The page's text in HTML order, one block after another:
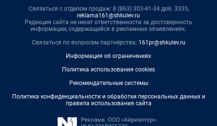
Связаться с отделом продаж: 8 (863) 303-41-34 доб. 3335,
reklama161@shkulev.ru
Редакция сайта не несет ответственности за достоверность
информации, содержащейся в рекламных объявлениях.
Связаться по вопросам партнёрства: 161pr@shkulev.ru
Информация об ограничениях
Политика использования cookies
Рекомендательные системы
Политика конфиденциальности и обработки персональных данных и
правила использования сайта